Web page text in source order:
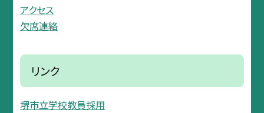
アクセス
欠席連絡
リンク
堺市立学校教員採用